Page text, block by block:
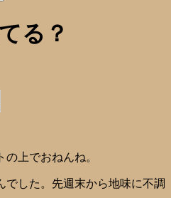
る？
上でおねんね。
でした。先週末から地味に不調